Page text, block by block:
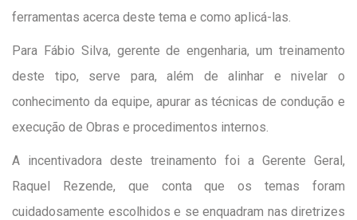
ferramentas acerca deste tema e como aplicá-las.
Para Fábio Silva, gerente de engenharia, um treinamento
deste tipo, serve para, além de alinhar e nivelar o
conhecimento da equipe, apurar as técnicas de condução e
execução de Obras e procedimentos internos.
A incentivadora deste treinamento foi a Gerente Geral,
Raquel Rezende, que conta que os temas foram
cuidadosamente escolhidos e se enquadram nas diretrizes